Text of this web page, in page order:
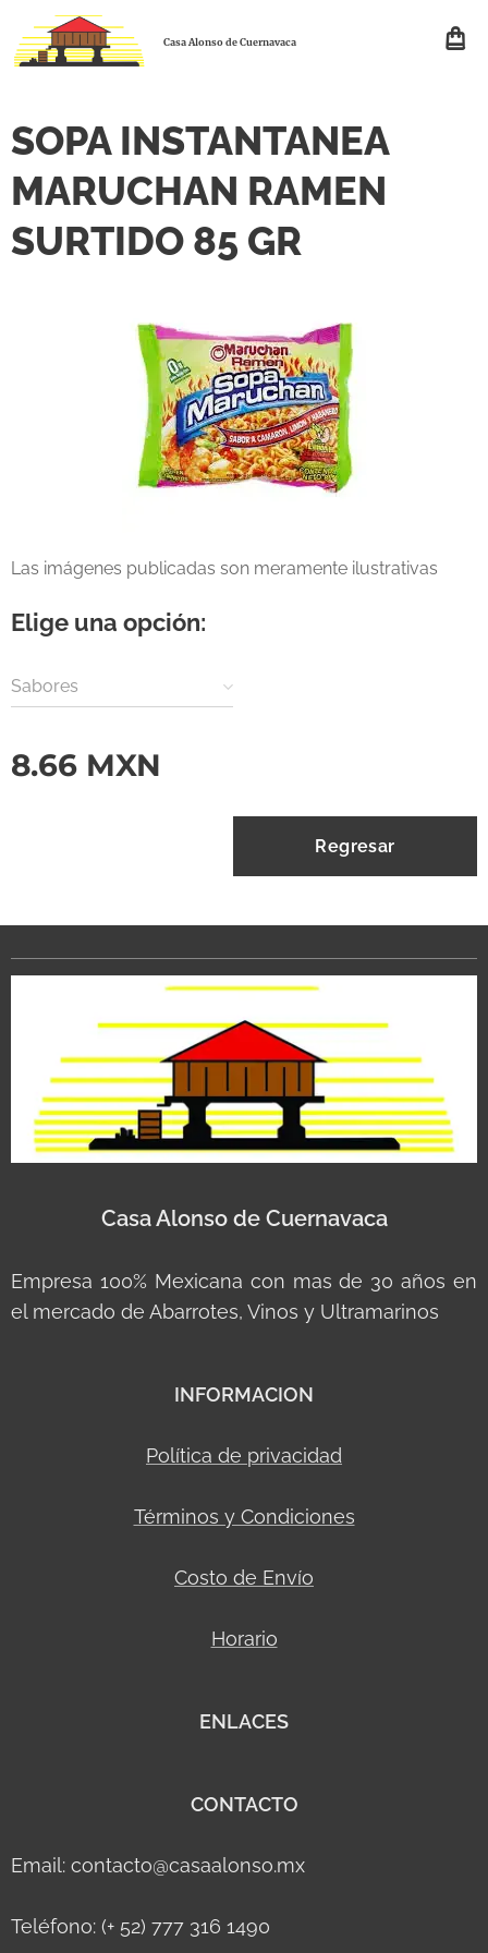
Casa Alonso de Cuernavaca
SOPA INSTANTANEA
MARUCHAN RAMEN
SURTIDO 85 GR
Las imágenes publicadas son meramente ilustrativas
Elige una opción:
Sabores
8.66 MXN
Regresar
Casa Alonso de Cuernavaca
Empresa 100% Mexicana con mas de 30 años en
el mercado de Abarrotes, Vinos y Ultramarinos
INFORMACION
Política de privacidad
Términos y Condiciones
Costo de Envío
Horario
ENLACES
CONTACTO
Email: contacto@casaalonso.mx
Teléfono: (+ 52) 777 316 1490